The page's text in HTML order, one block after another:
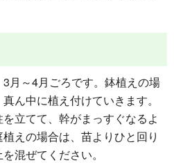
月～4月ごろです。鉢植えの場
ん中に植え付けていきます。
立てて、幹がまっすぐなるよ
えの場合は、苗よりひと回り
混ぜてください。